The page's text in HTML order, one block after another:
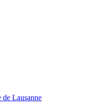
Lausanne